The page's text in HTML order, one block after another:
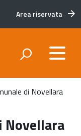
Area riservata
di Novellara
Novellara